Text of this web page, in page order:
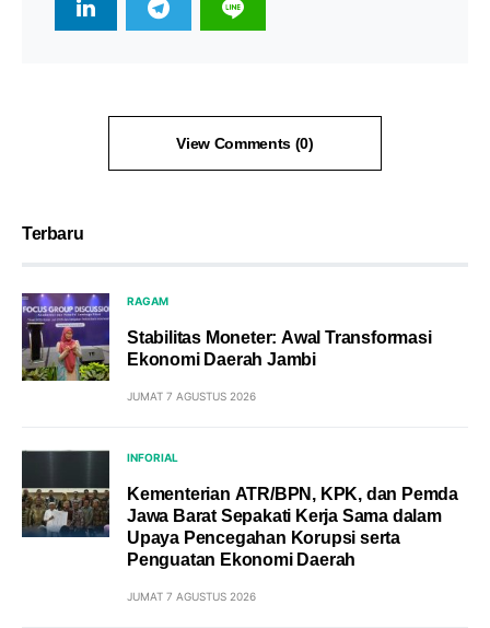
View Comments (0)
Terbaru
RAGAM
Stabilitas Moneter: Awal Transformasi
Ekonomi Daerah Jambi
JUMAT 7 AGUSTUS 2026
INFORIAL
Kementerian ATR/BPN, KPK, dan Pemda
Jawa Barat Sepakati Kerja Sama dalam
Upaya Pencegahan Korupsi serta
Penguatan Ekonomi Daerah
JUMAT 7 AGUSTUS 2026